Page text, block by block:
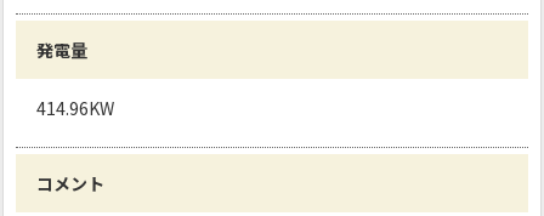
発電量
414.96KW
コメント